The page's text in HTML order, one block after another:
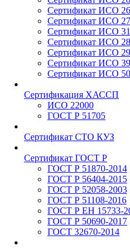
Сертификат ИСО
Сертификат ИСО
Сертификат ИСО
Сертификат ИСО
Сертификат ИСО
Сертификат ИСО
Сертификат ИСО
Сертификация ХАССП
ИСО 22000
ГОСТ Р 51705
Сертификат СТО КУЗ
Сертификат ГОСТ Р
ГОСТ Р 51870-2014
ГОСТ Р 56404-2015
ГОСТ Р 52058-2003
ГОСТ Р 51108-2016
ГОСТ Р ЕН 15733-
ГОСТ Р 50690-2017
ГОСТ 32670-2014